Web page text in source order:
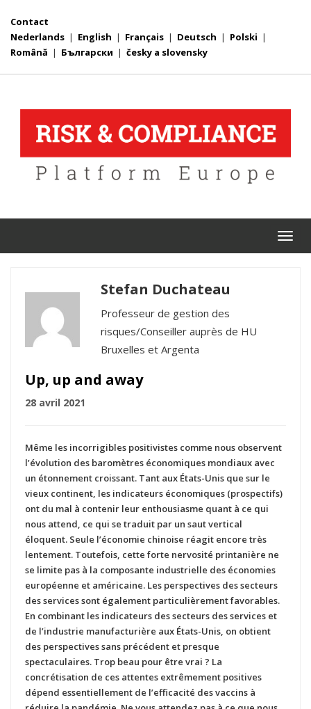
Contact
Nederlands | English | Français | Deutsch | Polski |
Română | Български | česky a slovensky
Stefan Duchateau
Professeur de gestion des
risques/Conseiller auprès de HU
Bruxelles et Argenta
Up, up and away
28 avril 2021
Même les incorrigibles positivistes comme nous observent
l’évolution des baromètres économiques mondiaux avec
un étonnement croissant. Tant aux États-Unis que sur le
vieux continent, les indicateurs économiques (prospectifs)
ont du mal à contenir leur enthousiasme quant à ce qui
nous attend, ce qui se traduit par un saut vertical
éloquent. Seule l’économie chinoise réagit encore très
lentement. Toutefois, cette forte nervosité printanière ne
se limite pas à la composante industrielle des économies
européenne et américaine. Les perspectives des secteurs
des services sont également particulièrement favorables.
En combinant les indicateurs des secteurs des services et
de l’industrie manufacturière aux États-Unis, on obtient
des perspectives sans précédent et presque
spectaculaires. Trop beau pour être vrai ? La
concrétisation de ces attentes extrêmement positives
dépend essentiellement de l’efficacité des vaccins à